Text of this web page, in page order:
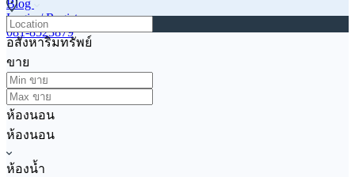
Blog
Login / Register
081-8523879
อสังหาริมทรัพย์
ขาย
ห้องนอน
ห้องนอน
ห้องน้ำ